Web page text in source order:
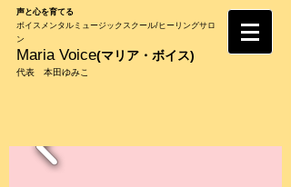
声と心を育てる
​ボイスメンタルミュージックスクール/ヒーリングサロ
ン
Maria Voice(マリ ア・ ボイス)
代表 本田ゆみこ